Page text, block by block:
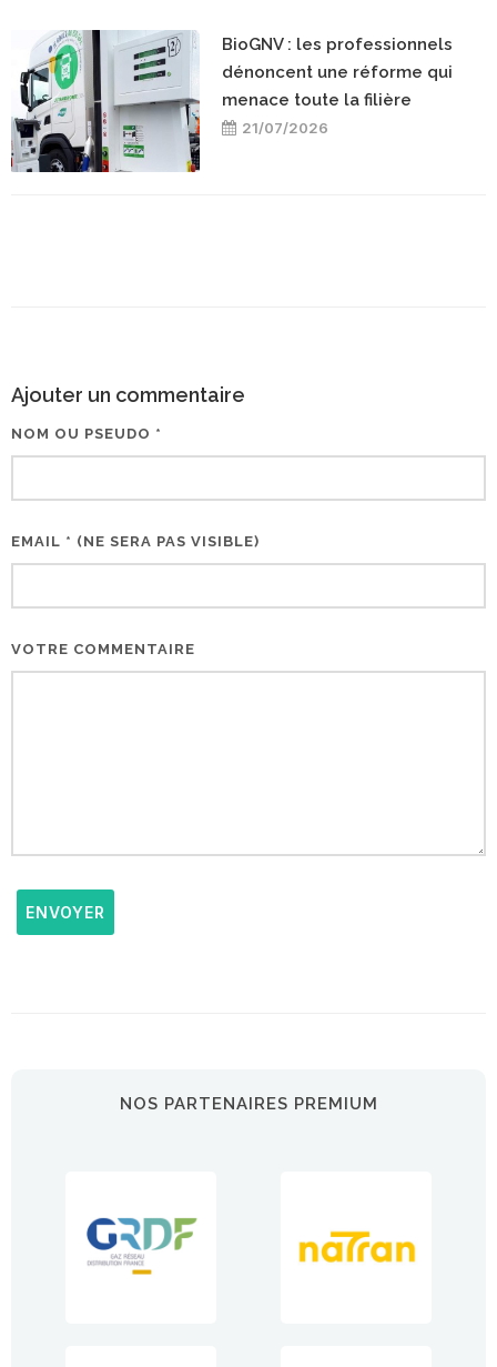
BioGNV : les professionnels
dénoncent une réforme qui
menace toute la filière
21/07/2026
Ajouter un commentaire
NOM OU PSEUDO *
EMAIL * (NE SERA PAS VISIBLE)
VOTRE COMMENTAIRE
ENVOYER
NOS PARTENAIRES PREMIUM